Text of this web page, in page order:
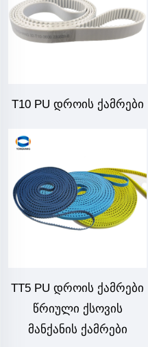
T10 PU დროის ქამრები
TT5 PU დროის ქამრები
წრიული ქსოვის
მანქანის ქამრები